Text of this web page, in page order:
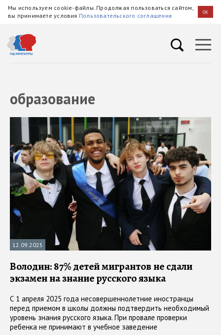
Мы используем cookie-файлы. Продолжая пользоваться сайтом,
вы принимаете условия Пользовательского соглашения OK
образование
12.09.2025
Володин: 87% детей мигрантов не сдали
экзамен на знание русского языка
С 1 апреля 2025 года несовершеннолетние иностранцы
перед приемом в школы должны подтвердить необходимый
уровень знания русского языка. При провале проверки
ребенка не принимают в учебное заведение